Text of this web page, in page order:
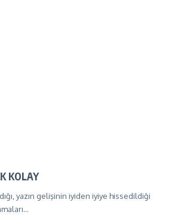
KOLAY
yazın gelişinin iyiden iyiye hissedildiği